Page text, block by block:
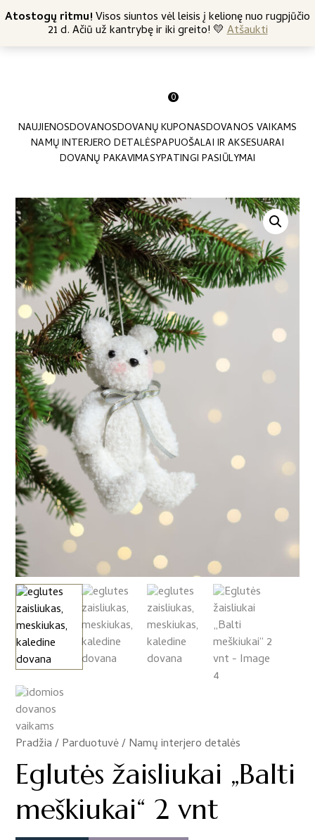
Atostogų ritmu!Visos siuntos vėl leisis į kelionę nuo rugpjūčio
21 d. Ačiū už kantrybę ir iki greito! 💛Atšaukti
Nemokamas siuntimas nuo 45 Eur +370 682 57369
0
NAUJIENOSDOVANOSDOVANŲ KUPONASDOVANOS VAIKAMS
NAMŲ INTERJERO DETALĖSPAPUOŠALAI IR AKSESUARAI
DOVANŲ PAKAVIMASYPATINGI PASIŪLYMAI
Pradžia/Parduotuvė/Namų interjero detalės
/
Eglutės žaisliukai „Balti
meškiukai“ 2 vnt